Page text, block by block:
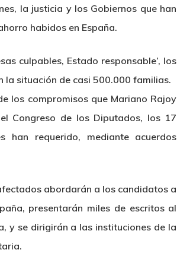
la justicia y los Gobiernos que han
habidos en España.
culpables, Estado responsable’, los
situación de casi 500.000 familias.
los compromisos que Mariano Rajoy
Congreso de los Diputados, los 17
han requerido, mediante acuerdos
abordarán a los candidatos a
presentarán miles de escritos al
y se dirigirán a las instituciones de la